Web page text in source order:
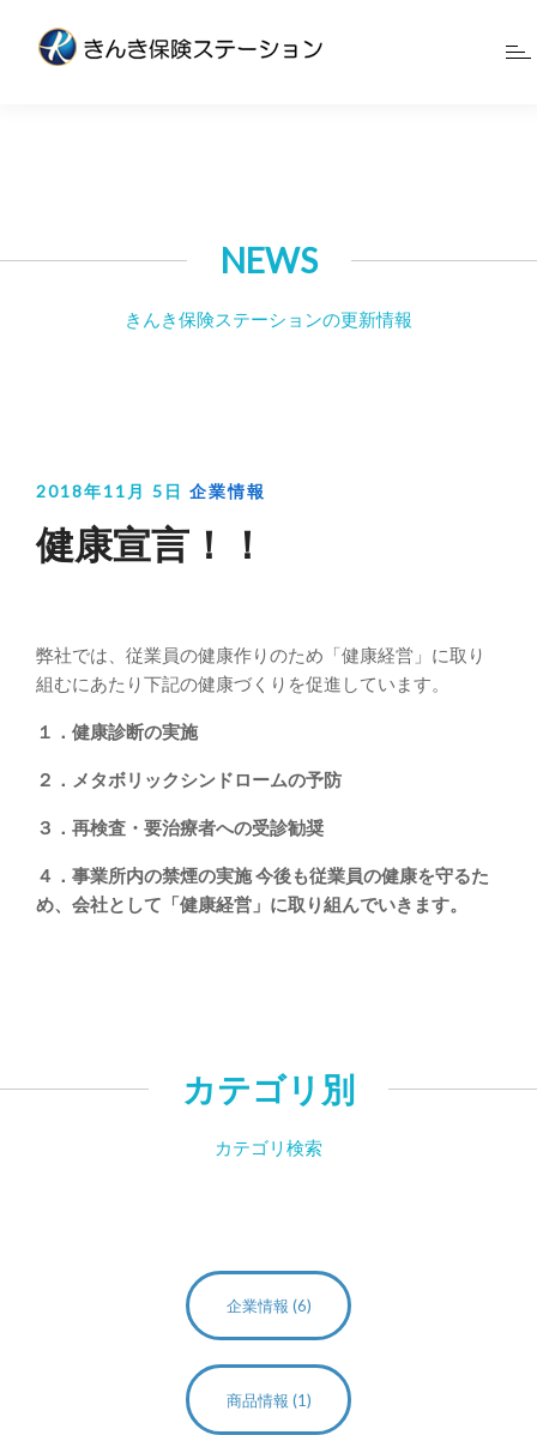
NEWS
きんき保険ステーションの更新情報
2018年11月 5日 企業情報
健康宣言！！
弊社では、従業員の健康作りのため「健康経営」に取り
組むにあたり下記の健康づくりを促進しています。
１．健康診断の実施
２．メタボリックシンドロームの予防
３．再検査・要治療者への受診勧奨
４．事業所内の禁煙の実施 今後も従業員の健康を守るた
め、会社として「健康経営」に取り組んでいきます。
カテゴリ別
カテゴリ検索
企業情報 (6)
商品情報 (1)